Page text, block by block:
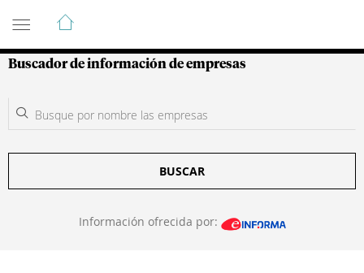
Guía de Empresas Colombianas
Buscador de información de empresas
BUSCAR
Información ofrecida por: